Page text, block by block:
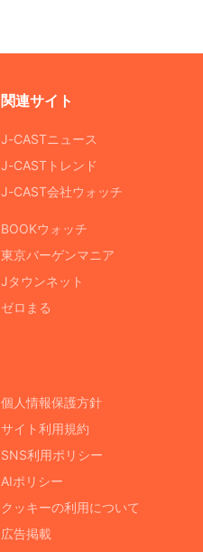
関連サイト
J-CASTニュース
J-CASTトレンド
J-CAST会社ウォッチ
BOOKウォッチ
東京バーゲンマニア
Jタウンネット
ゼロまる
個人情報保護方針
サイト利用規約
SNS利用ポリシー
AIポリシー
クッキーの利用について
広告掲載